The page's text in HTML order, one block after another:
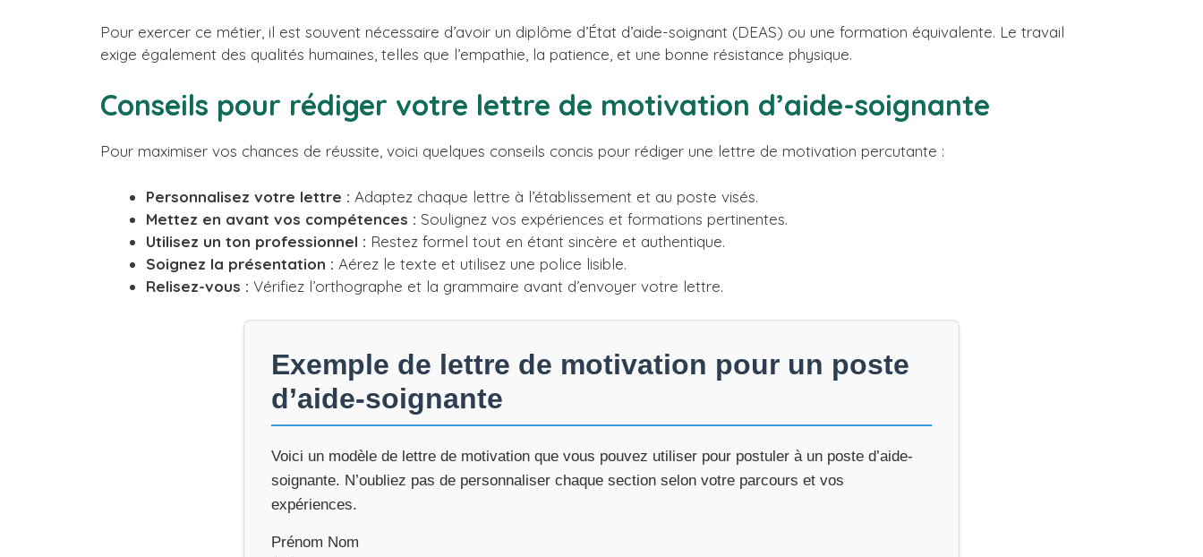
Pour exercer ce métier, il est souvent nécessaire d’avoir un diplôme d’État d’aide-soignant (DEAS) ou une formation équivalente. Le travail
exige également des qualités humaines, telles que l’empathie, la patience, et une bonne résistance physique.
Conseils pour rédiger votre lettre de motivation d’aide-soignante
Pour maximiser vos chances de réussite, voici quelques conseils concis pour rédiger une lettre de motivation percutante :
Personnalisez votre lettre : Adaptez chaque lettre à l’établissement et au poste visés.
Mettez en avant vos compétences : Soulignez vos expériences et formations pertinentes.
Utilisez un ton professionnel : Restez formel tout en étant sincère et authentique.
Soignez la présentation : Aérez le texte et utilisez une police lisible.
Relisez-vous : Vérifiez l’orthographe et la grammaire avant d’envoyer votre lettre.
Exemple de lettre de motivation pour un poste
d’aide-soignante
Voici un modèle de lettre de motivation que vous pouvez utiliser pour postuler à un poste d’aide-
soignante. N’oubliez pas de personnaliser chaque section selon votre parcours et vos
expériences.
Prénom Nom